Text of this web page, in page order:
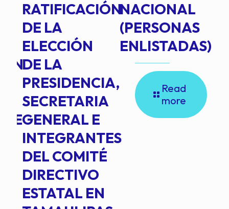
RATIFICACIÓN
DE LA
ELECCIÓN
DE LA
PRESIDENCIA,
SECRETARIA
GENERAL E
INTEGRANTES
DEL COMITÉ
DIRECTIVO
ESTATAL EN
NACIONAL
(PERSONAS
ENLISTADAS)
Read
more